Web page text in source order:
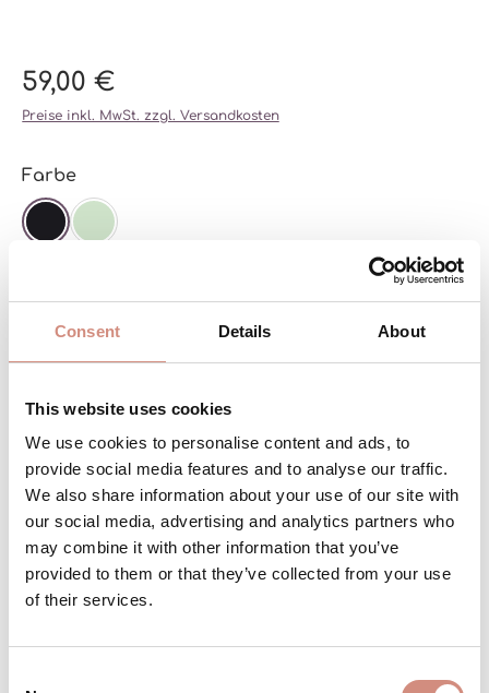
Consent Details About
This website uses cookies
We use cookies to personalise content and ads, to
provide social media features and to analyse our traffic.
We also share information about your use of our site with
our social media, advertising and analytics partners who
may combine it with other information that you’ve
provided to them or that they’ve collected from your use
of their services.
59,00 €
Preise inkl. MwSt. zzgl. Versandkosten
Farbeauswählen
SCHWARZ
MINT
XS/S/M L/XL
Produkt Anzahl: Gib den
Stk IN DEN WARENKORB
Produktnummer:BE-OJH-pro-l/xl-sw/gr